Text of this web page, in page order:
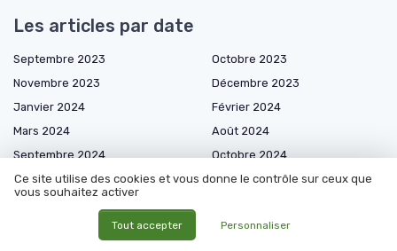
Les articles par date
Septembre 2023
Octobre 2023
Novembre 2023
Décembre 2023
Janvier 2024
Février 2024
Mars 2024
Août 2024
Septembre 2024
Octobre 2024
Novembre 2024
Décembre 2024
Avril 2025
Ce site utilise des cookies et vous donne le contrôle sur ceux que
vous souhaitez activer
Tout accepter Personnaliser